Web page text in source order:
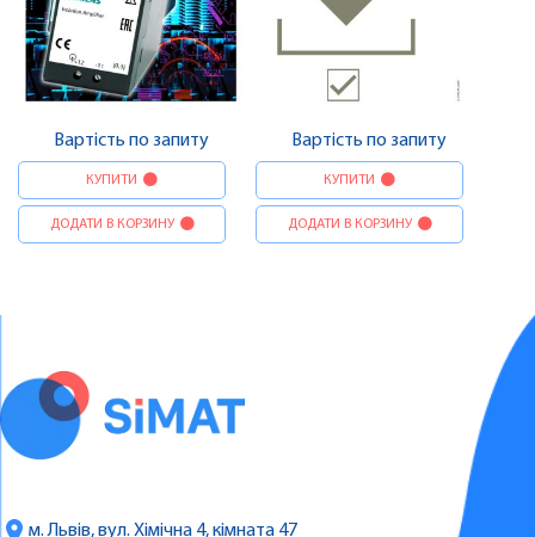
Вартість по запиту
КУПИТИ
ДОДАТИ В КОРЗИНУ
Вартість по запиту
КУПИТИ
ДОДАТИ В КОРЗИНУ
м. Львів, вул. Хімічна 4, кімната 47